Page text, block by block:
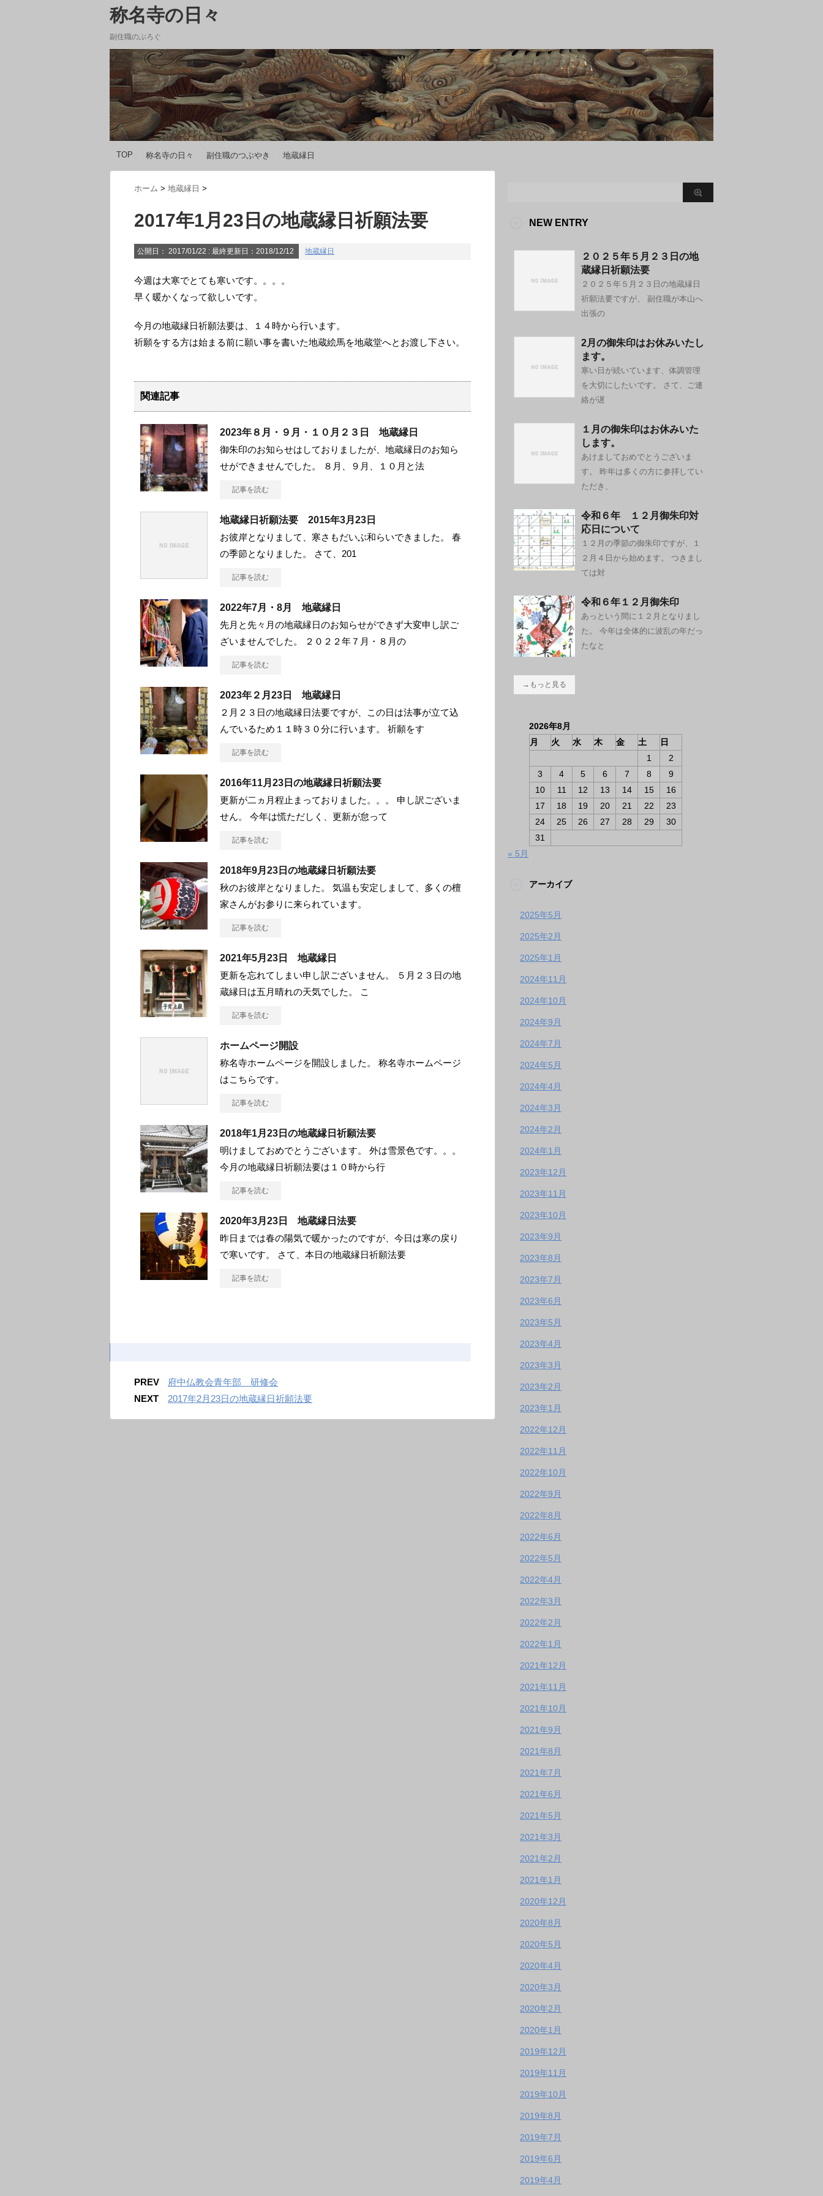
称名寺の日々
副住職のぶろぐ
TOP 称名寺の日々 副住職のつぶやき 地蔵縁日
ホーム > 地蔵縁日 >
2017年1月23日の地蔵縁日祈願法要
公開日： 2017/01/22 : 最終更新日：2018/12/12 地蔵縁日
今週は大寒でとても寒いです。。。。
早く暖かくなって欲しいです。
今月の地蔵縁日祈願法要は、１４時から行います。
祈願をする方は始まる前に願い事を書いた地蔵絵馬を地蔵堂へとお渡し下さい。
関連記事
2023年８月・９月・１０月２３日 地蔵縁日
御朱印のお知らせはしておりましたが、地蔵縁日のお知ら
せができませんでした。 ８月、９月、１０月と法
記事を読む
地蔵縁日祈願法要 2015年3月23日
お彼岸となりまして、寒さもだいぶ和らいできました。 春
の季節となりました。 さて、201
記事を読む
2022年7月・8月 地蔵縁日
先月と先々月の地蔵縁日のお知らせができず大変申し訳ご
ざいませんでした。 ２０２２年７月・８月の
記事を読む
2023年２月23日 地蔵縁日
２月２３日の地蔵縁日法要ですが、この日は法事が立て込
んでいるため１１時３０分に行います。 祈願をす
記事を読む
2016年11月23日の地蔵縁日祈願法要
更新が二ヵ月程止まっておりました。。。 申し訳ございま
せん。 今年は慌ただしく、更新が怠って
記事を読む
2018年9月23日の地蔵縁日祈願法要
秋のお彼岸となりました。 気温も安定しまして、多くの檀
家さんがお参りに来られています。
記事を読む
2021年5月23日 地蔵縁日
更新を忘れてしまい申し訳ございません。 ５月２３日の地
蔵縁日は五月晴れの天気でした。 こ
記事を読む
ホームページ開設
称名寺ホームページを開設しました。 称名寺ホームページ
はこちらです。
記事を読む
2018年1月23日の地蔵縁日祈願法要
明けましておめでとうございます。 外は雪景色です。。。
今月の地蔵縁日祈願法要は１０時から行
記事を読む
2020年3月23日 地蔵縁日法要
昨日までは春の陽気で暖かったのですが、今日は寒の戻り
で寒いです。 さて、本日の地蔵縁日祈願法要
記事を読む
PREV
府中仏教会青年部 研修会
NEXT
2017年2月23日の地蔵縁日祈願法要
NEW ENTRY
２０２５年５月２３日の地
蔵縁日祈願法要
２０２５年５月２３日の地蔵縁日
祈願法要ですが、 副住職が本山へ
出張の
2月の御朱印はお休みいたし
ます。
寒い日が続いています、体調管理
を大切にしたいです。 さて、ご連
絡が遅
１月の御朱印はお休みいた
します。
あけましておめでとうございま
す。 昨年は多くの方に参拝してい
ただき、
令和６年 １２月御朱印対
応日について
１２月の季節の御朱印ですが、１
２月４日から始めます。 つきまし
ては対
令和６年１２月御朱印
あっという間に１２月となりまし
た。 今年は全体的に波乱の年だっ
たなと
→もっと見る
2026年8月
月
火 水 木 金 土
日
1
2
3
4 5 6 7 8
9
10
11 12 13 14 15
16
17
18 19 20 21 22
23
24
25 26 27 28 29
30
31
« 5月
アーカイブ
2025年5月
2025年2月
2025年1月
2024年11月
2024年10月
2024年9月
2024年7月
2024年5月
2024年4月
2024年3月
2024年2月
2024年1月
2023年12月
2023年11月
2023年10月
2023年9月
2023年8月
2023年7月
2023年6月
2023年5月
2023年4月
2023年3月
2023年2月
2023年1月
2022年12月
2022年11月
2022年10月
2022年9月
2022年8月
2022年6月
2022年5月
2022年4月
2022年3月
2022年2月
2022年1月
2021年12月
2021年11月
2021年10月
2021年9月
2021年8月
2021年7月
2021年6月
2021年5月
2021年3月
2021年2月
2021年1月
2020年12月
2020年8月
2020年5月
2020年4月
2020年3月
2020年2月
2020年1月
2019年12月
2019年11月
2019年10月
2019年8月
2019年7月
2019年6月
2019年4月